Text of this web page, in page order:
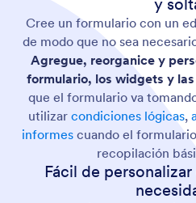
Cree un formulario con un
de modo que no sea
Agregue, reorganice y
formulario, los widgets y
que el formulario va
utilizar condiciones lógicas,
informescuando el
recopilación
Fácil de